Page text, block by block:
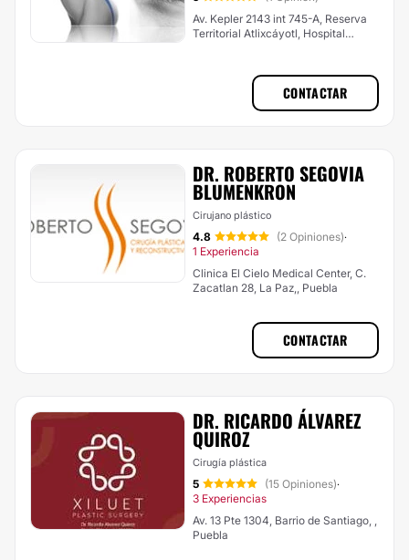
Av. Kepler 2143 int 745-A, Reserva
Territorial Atlixcáyotl, Hospital
CONTACTAR
DR. ROBERTO SEGOVIA
BLUMENKRON
Cirujano plástico
4.8 (2 Opiniones)·
1 Experiencia
Clinica El Cielo Medical Center, C.
Zacatlan 28, La Paz,, Puebla
CONTACTAR
DR. RICARDO ÁLVAREZ
QUIROZ
Cirugía plástica
5 (15 Opiniones)·
3 Experiencias
Av. 13 Pte 1304, Barrio de Santiago, ,
Puebla